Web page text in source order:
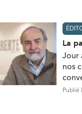
La
Jour
nos
Publié